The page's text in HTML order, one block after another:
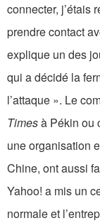
connecter, j’étais
prendre contact
explique un des
qui a décidé la
l’attaque ». Le
Timesà Pékin ou
une organisation
Chine, ont aussi
Yahoo! a mis un
normale et